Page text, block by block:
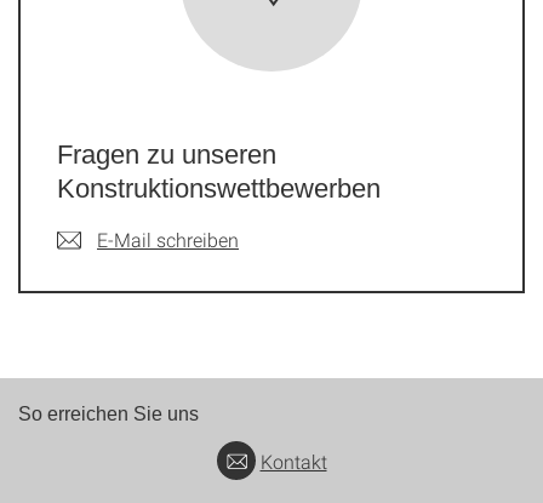
Fragen zu unseren
Konstruktionswettbewerben
E-Mail schreiben
So erreichen Sie uns
Kontakt